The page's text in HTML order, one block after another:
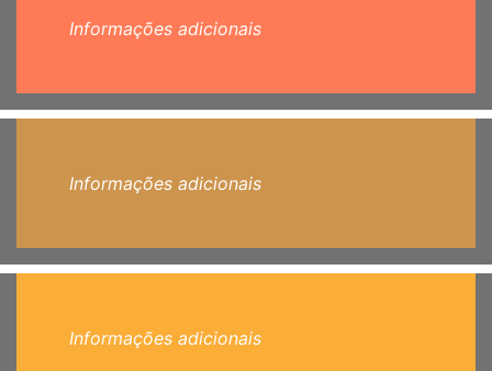
Informações adicionais
Informações adicionais
Informações adicionais